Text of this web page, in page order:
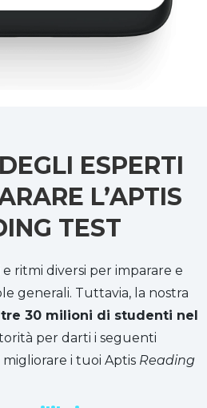
ESPERTI
L’APTIS
TEST
ritmi diversi per imparare e
generali. Tuttavia, la nostra
30 milioni di studenti nel
per darti i seguenti
i tuoi Aptis Reading